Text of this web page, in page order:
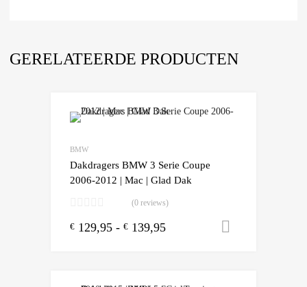
GERELATEERDE PRODUCTEN
BMW
Dakdragers BMW 3 Serie Coupe
2006-2012 | Mac | Glad Dak
(0 reviews)
€ 129,95 - € 139,95